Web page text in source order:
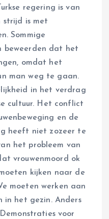
regering is van
strijd is met
Sommige
beweerden dat het
omdat het
man weg te gaan.
in het verdrag
cultuur. Het conflict
en de
heeft niet zozeer te
het probleem van
vrouwenmoord ok
kijken naar de
moeten werken aan
in het gezin. Anders
voor